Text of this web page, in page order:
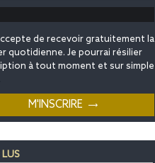
de recevoir gratuitement la
quotidienne. Je pourrai résilier
à tout moment et sur simple
LUS